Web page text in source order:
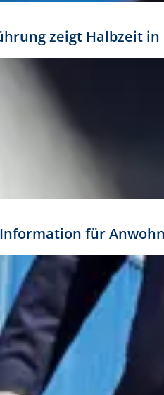
zeigt Halbzeit
für